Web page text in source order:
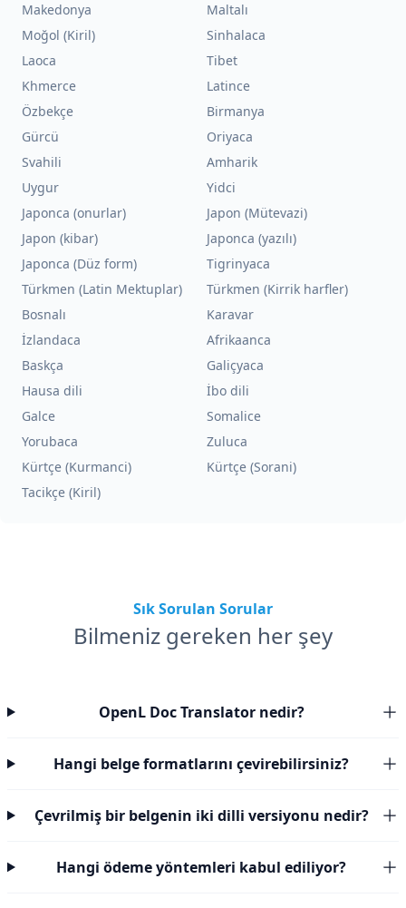
Makedonya
Maltalı
Moğol (Kiril)
Sinhalaca
Laoca
Tibet
Khmerce
Latince
Özbekçe
Birmanya
Gürcü
Oriyaca
Svahili
Amharik
Uygur
Yidci
Japonca (onurlar)
Japon (Mütevazi)
Japon (kibar)
Japonca (yazılı)
Japonca (Düz form)
Tigrinyaca
Türkmen (Latin Mektuplar)
Türkmen (Kirrik harfler)
Bosnalı
Karavar
İzlandaca
Afrikaanca
Baskça
Galiçyaca
Hausa dili
İbo dili
Galce
Somalice
Yorubaca
Zuluca
Kürtçe (Kurmanci)
Kürtçe (Sorani)
Tacikçe (Kiril)
Sık Sorulan Sorular
Bilmeniz gereken her şey
OpenL Doc Translator nedir?
Hangi belge formatlarını çevirebilirsiniz?
Çevrilmiş bir belgenin iki dilli versiyonu nedir?
Hangi ödeme yöntemleri kabul ediliyor?